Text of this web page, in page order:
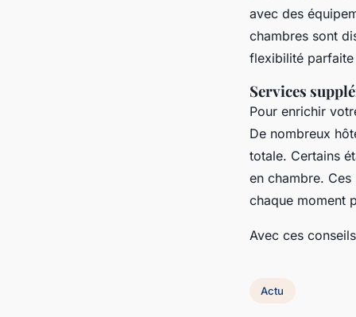
avec des
chambres sont
flexibilité
Services
Pour enrichir
De nombreux
totale. Certains
en chambre.
chaque moment
Avec ces
Actu